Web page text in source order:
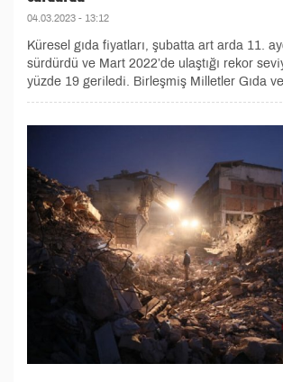
04.03.2023 - 13:12
Küresel gıda fiyatları, şubatta art arda 11.
sürdürdü ve Mart 2022’de ulaştığı rekor
yüzde 19 geriledi. Birleşmiş Milletler Gıda